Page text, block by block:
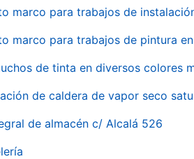
marco para trabajos de
marco para trabajos de pintura en
de tinta en diversos colores
de caldera de vapor seco
de almacén c/ Alcalá 526